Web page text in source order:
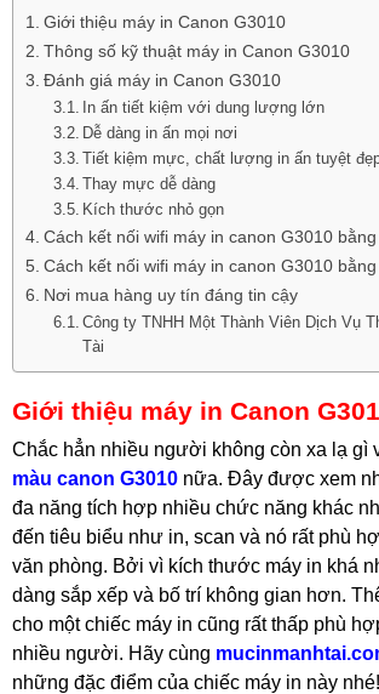
Giới thiệu máy in Canon G3010
Thông số kỹ thuật máy in Canon G3010
Đánh giá máy in Canon G3010
In ấn tiết kiệm với dung lượng lớn
Dễ dàng in ấn mọi nơi
Tiết kiệm mực, chất lượng in ấn tuyệt
Thay mực dễ dàng
Kích thước nhỏ gọn
Cách kết nối wifi máy in canon G3010
Cách kết nối wifi máy in canon G3010
Nơi mua hàng uy tín đáng tin cậy
Công ty TNHH Một Thành Viên Dịch Vụ
Tài
Giới thiệu máy in Canon
Chắc hẳn nhiều người không còn xa lạ gì
màu canon G3010 nữa. Đây được xem
đa năng tích hợp nhiều chức năng khác
đến tiêu biểu như in, scan và nó rất phù
văn phòng. Bởi vì kích thước máy in khá
dàng sắp xếp và bố trí không gian hơn.
cho một chiếc máy in cũng rất thấp phù
nhiều người. Hãy cùng
những đặc điểm của chiếc máy in này nhé!